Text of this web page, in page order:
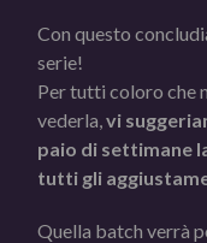
Con questo
serie!
Per tutti coloro che
vederla,vi
paio di settimane
tutti gli
Quella batch verrà